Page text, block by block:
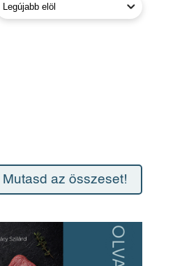
Mutasd az összeset!